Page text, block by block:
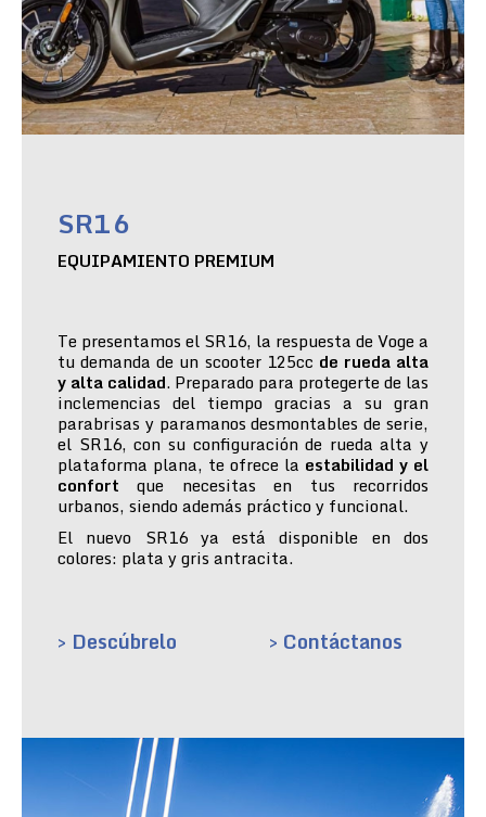
SR16
EQUIPAMIENTO PREMIUM
Te presentamos el SR16, la respuesta de Voge a
tu demanda de un scooter 125cc de rueda alta
y alta calidad. Preparado para protegerte de las
inclemencias del tiempo gracias a su gran
parabrisas y paramanos desmontables de serie,
el SR16, con su configuración de rueda alta y
plataforma plana, te ofrece la estabilidad y el
confort que necesitas en tus recorridos
urbanos, siendo además práctico y funcional.
El nuevo SR16 ya está disponible en dos
colores: plata y gris antracita.
> Descúbrelo > Contáctanos